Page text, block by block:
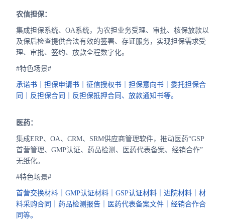
农信担保：
集成担保系统、OA系统，为农担业务受理、审批、核保放款以
及保后检查提供合法有效的签署、存证服务，实现担保需求受
理、审批、签约、放款全程数字化。
#特色场景#
承诺书｜担保申请书｜征信授权书｜担保意向书｜委托担保合
同｜反担保合同｜反担保抵押合同、放款通知书等。
医药：
集成ERP、OA、CRM、SRM供应商管理软件，推动医药“GSP
首营管理、GMP认证、药品检测、医药代表备案、经销合作”
无纸化。
#特色场景#
首营交换材料｜GMP认证材料｜GSP认证材料｜进院材料｜材
料采购合同｜药品检测报告｜医药代表备案文件｜经销合作合
同等。